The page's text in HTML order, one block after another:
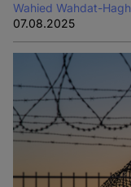
Wahied Wahdat-Hagh
07.08.2025